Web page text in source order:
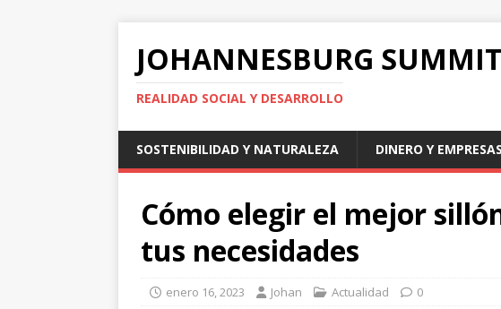
JOHANNESBURG SUMMIT
REALIDAD SOCIAL Y DESARROLLO
SOSTENIBILIDAD Y NATURALEZA DINERO Y EMPRESAS
Cómo elegir el mejor
tus necesidades
enero 16, 2023 Johan Actualidad 0